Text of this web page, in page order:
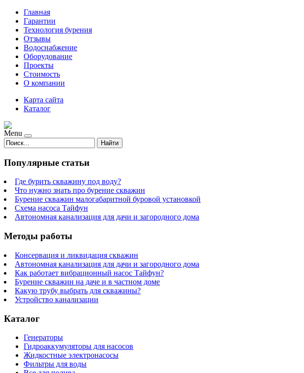
Главная
Гарантии
Технология бурения
Отзывы
Водоснабжение
Оборудование
Проекты
Стоимость
О компании
Карта сайта
Каталог
Menu
Найти
Популярные статьи
Где бурить скважину под воду?
Что нужно знать про бурение скважин
Бурение скважин малогабаритной буровой установкой
Схема насоса Тайфун
Автономная канализация для дачи и загородного дома
Методы работы
Консервация и ликвидация скважин
Автономная канализация для дачи и загородного дома
Как работает вибрационный насос Тайфун?
Бурение скважин на даче и в частном доме
Какую трубу выбрать для скважины?
Устройство канализации
Каталог
Генераторы
Гидроаккумуляторы для насосов
Жидкостные электронасосы
Фильтры для воды